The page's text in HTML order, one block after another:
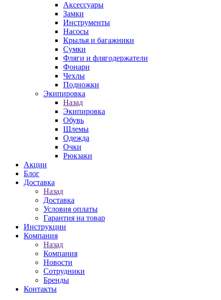
Аксессуары
Замки
Инструменты
Насосы
Крылья и багажники
Сумки
Фляги и флягодержатели
Фонари
Чехлы
Подножки
Экипировка
Назад
Экипировка
Обувь
Шлемы
Одежда
Очки
Рюкзаки
Акции
Блог
Доставка
Назад
Доставка
Условия оплаты
Гарантия на товар
Инструкции
Компания
Назад
Компания
Новости
Сотрудники
Бренды
Контакты